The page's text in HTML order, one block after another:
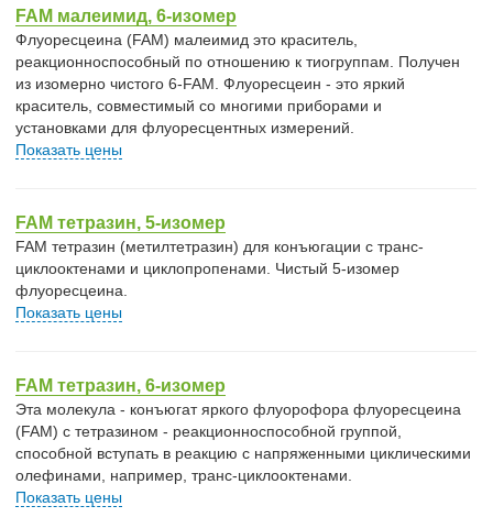
FAM малеимид, 6-изомер
Флуоресцеина (FAM) малеимид это краситель,
реакционноспособный по отношению к тиогруппам. Получен
из изомерно чистого 6-FAM. Флуоресцеин - это яркий
краситель, совместимый со многими приборами и
установками для флуоресцентных измерений.
Показать цены
FAM тетразин, 5-изомер
FAM тетразин (метилтетразин) для конъюгации с транс-
циклооктенами и циклопропенами. Чистый 5-изомер
флуоресцеина.
Показать цены
FAM тетразин, 6-изомер
Эта молекула - конъюгат яркого флуорофора флуоресцеина
(FAM) с тетразином - реакционноспособной группой,
способной вступать в реакцию с напряженными циклическими
олефинами, например, транс-циклооктенами.
Показать цены